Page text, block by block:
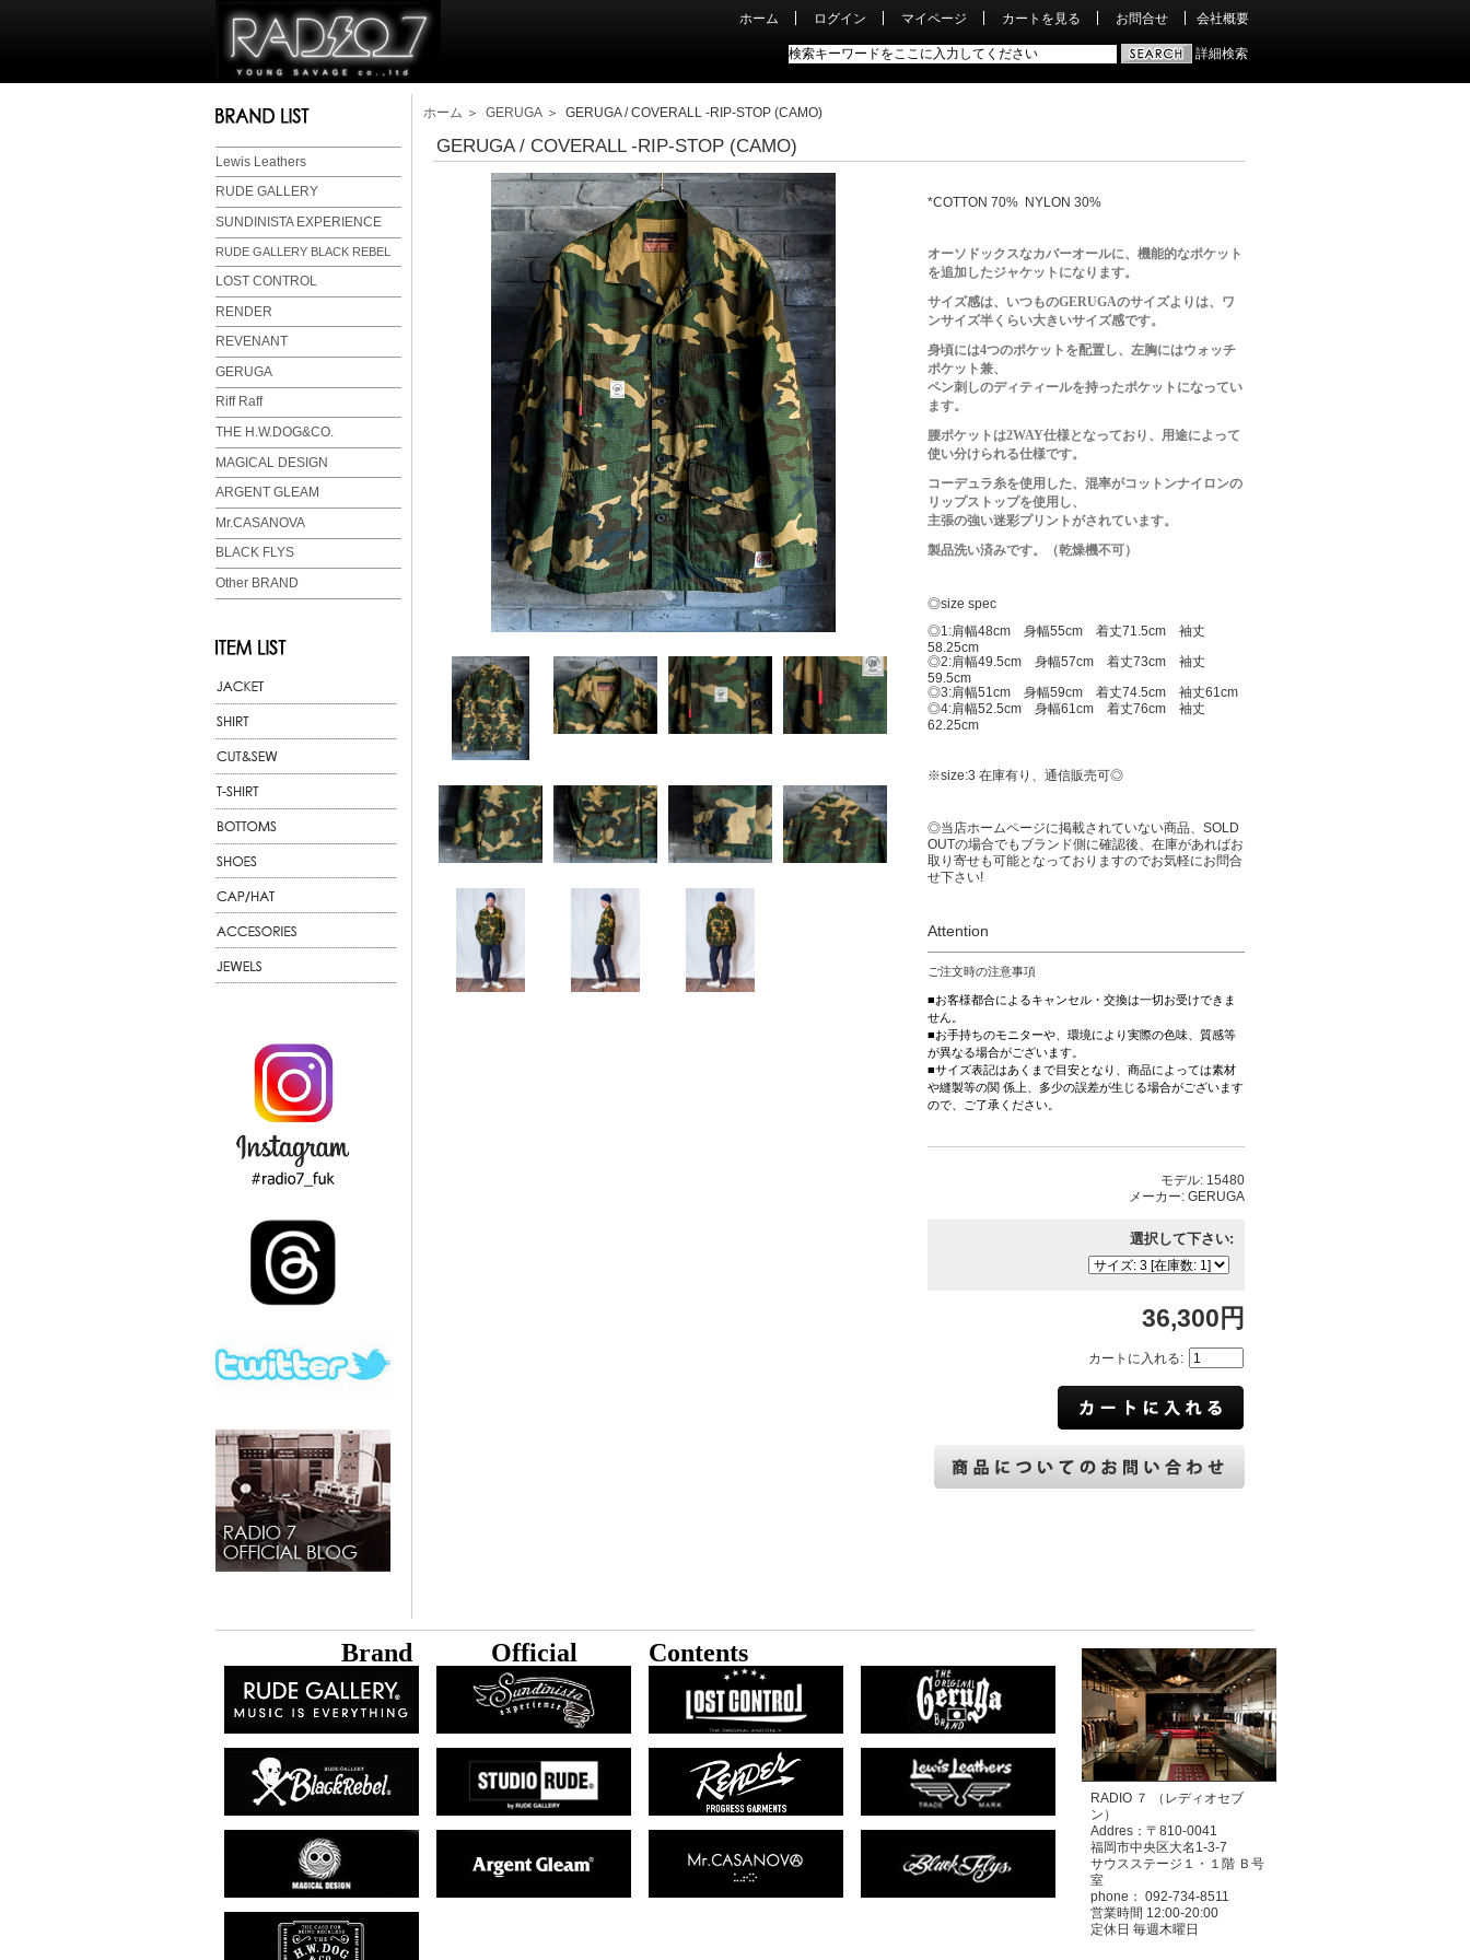
ホーム ログイン マイページ カートを見る お問合せ 会社概要
詳細検索
Lewis Leathers
RUDE GALLERY
SUNDINISTA EXPERIENCE
RUDE GALLERY BLACK REBEL
LOST CONTROL
RENDER
REVENANT
GERUGA
Riff Raff
THE H.W.DOG&CO.
MAGICAL DESIGN
ARGENT GLEAM
Mr.CASANOVA
BLACK FLYS
Other BRAND
ホーム ＞ GERUGA ＞ GERUGA / COVERALL -RIP-STOP (CAMO)
GERUGA / COVERALL -RIP-STOP (CAMO)
*COTTON 70% NYLON 30%
オーソドックスなカバーオールに、機能的なポケット
を追加したジャケットになります。
サイズ感は、いつものGERUGAのサイズよりは、ワ
ンサイズ半くらい大きいサイズ感です。
身頃には4つのポケットを配置し、左胸にはウォッチ
ポケット兼、
ペン刺しのディティールを持ったポケットになってい
ます。
腰ポケットは2WAY仕様となっており、用途によって
使い分けられる仕様です。
コーデュラ糸を使用した、混率がコットンナイロンの
リップストップを使用し、
主張の強い迷彩プリントがされています。
製品洗い済みです。（乾燥機不可）
◎size spec
◎1:肩幅48cm 身幅55cm 着丈71.5cm 袖丈
58.25cm
◎2:肩幅49.5cm 身幅57cm 着丈73cm 袖丈
59.5cm
◎3:肩幅51cm 身幅59cm 着丈74.5cm 袖丈61cm
◎4:肩幅52.5cm 身幅61cm 着丈76cm 袖丈
62.25cm
※size:3 在庫有り、通信販売可◎
◎当店ホームページに掲載されていない商品、SOLD
OUTの場合でもブランド側に確認後、在庫があればお
取り寄せも可能となっておりますのでお気軽にお問合
せ下さい!
Attention
ご注文時の注意事項
■お客様都合によるキャンセル・交換は一切お受けできま
せん。
■お手持ちのモニターや、環境により実際の色味、質感等
が異なる場合がございます。
■サイズ表記はあくまで目安となり、商品によっては素材
や縫製等の関 係上、多少の誤差が生じる場合がございます
ので、ご了承ください。
モデル: 15480
メーカー: GERUGA
選択して下さい:
36,300円
カートに入れる:
Brand Official Contents
RADIO ７ （レディオセブ
ン）
Addres：〒810-0041
福岡市中央区大名1-3-7
サウスステージ１・１階 Ｂ号
室
phone： 092-734-8511
営業時間 12:00-20:00
定休日 毎週木曜日